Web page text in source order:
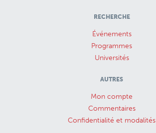
RECHERCHE
Événements
Programmes
Universités
AUTRES
Mon compte
Commentaires
Confidentialité et modalités